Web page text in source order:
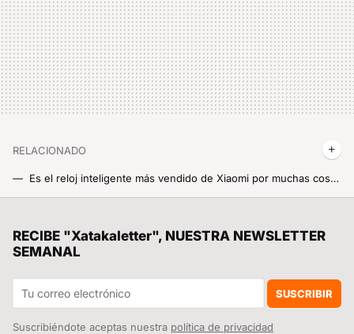
RELACIONADO
Es el reloj inteligente más vendido de Xiaomi por muchas cosas, pero también por el precio. Y aquí tienes un código de descuento para AliExpress
Si tienes TDTChannels en tu tele, tienes un tesoro: llegan nuevos canales a la plataforma y no vas a tener que pagar nada para poder tenerlos
RECIBE "Xatakaletter", NUESTRA NEWSLETTER
SEMANAL
SUSCRIBIR
Suscribiéndote aceptas nuestra política de privacidad